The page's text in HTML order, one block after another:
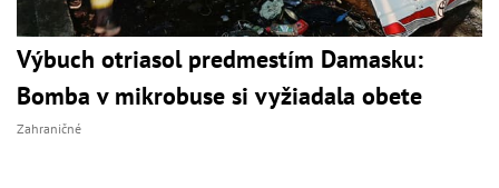
Výbuch otriasol predmestím Damasku:
Bomba v mikrobuse si vyžiadala obete
Zahraničné